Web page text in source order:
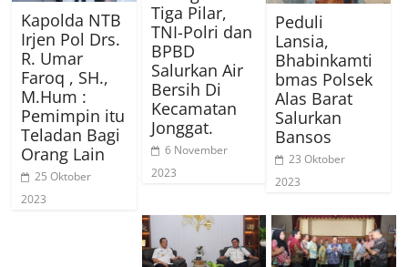
Kapolda NTB
Irjen Pol Drs.
R. Umar
Faroq , SH.,
M.Hum :
Pemimpin itu
Teladan Bagi
Orang Lain
25 Oktober
2023
Tiga Pilar,
TNI-Polri dan
BPBD
Salurkan Air
Bersih Di
Kecamatan
Jonggat.
6 November
2023
Peduli
Lansia,
Bhabinkamti
bmas Polsek
Alas Barat
Salurkan
Bansos
23 Oktober
2023